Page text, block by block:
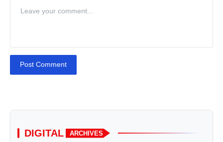
Post Comment
DIGITAL ARCHIVES